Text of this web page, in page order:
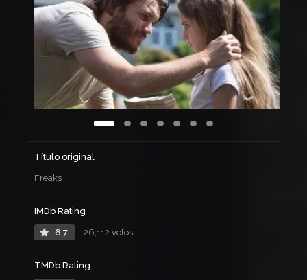
Título original
Freaks
IMDb Rating
6.7 26,112 votos
TMDb Rating